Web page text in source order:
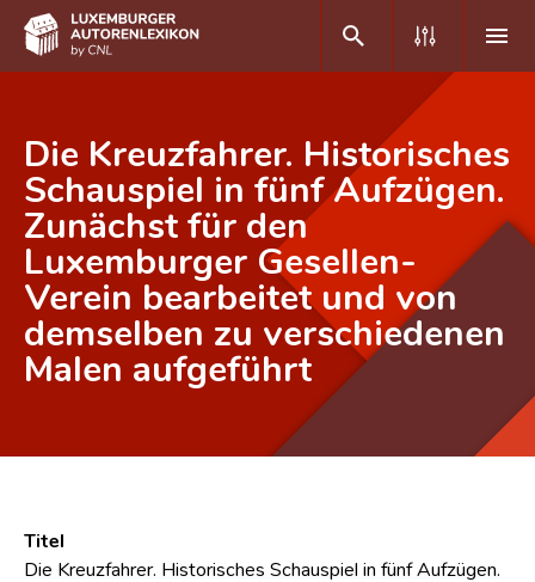
DE FR
Home
Autor(inn)en A-Z
Erweiterte Suche
Häufige Fragen und Antworten
Forschungsgruppe
Die Kreuzfahrer. Historisches
Schauspiel in fünf Aufzügen.
Zunächst für den
Luxemburger Gesellen-
Verein bearbeitet und von
demselben zu verschiedenen
Malen aufgeführt
Titel
Die Kreuzfahrer. Historisches Schauspiel in fünf Aufzügen.